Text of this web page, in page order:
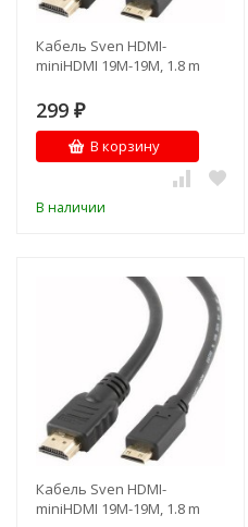
Кабель Sven HDMI-
miniHDMI 19M-19M, 1.8 m
299 ₽
В корзину
В наличии
Кабель Sven HDMI-
miniHDMI 19M-19M, 1.8 m